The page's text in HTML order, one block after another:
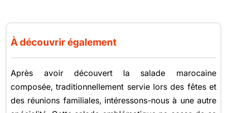
À découvrir également
Après avoir découvert la salade marocaine
composée, traditionnellement servie lors des fêtes et
des réunions familiales, intéressons-nous à une autre